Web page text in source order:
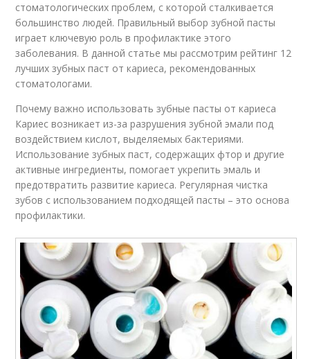
стоматологических проблем, с которой сталкивается
большинство людей. Правильный выбор зубной пасты
играет ключевую роль в профилактике этого
заболевания. В данной статье мы рассмотрим рейтинг 12
лучших зубных паст от кариеса, рекомендованных
стоматологами.
Почему важно использовать зубные пасты от кариеса
Кариес возникает из-за разрушения зубной эмали под
воздействием кислот, выделяемых бактериями.
Использование зубных паст, содержащих фтор и другие
активные ингредиенты, помогает укрепить эмаль и
предотвратить развитие кариеса. Регулярная чистка
зубов с использованием подходящей пасты – это основа
профилактики.